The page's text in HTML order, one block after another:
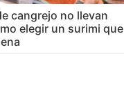
cangrejo no llevan
elegir un surimi que